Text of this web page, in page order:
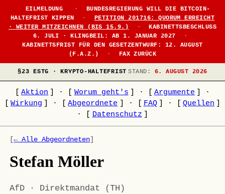
EILMELDUNG ·
BUNDESREGIERUNG WILL DIE BITCOIN-
HALTEFRIST KIPPEN
·
PETITION 201716: QUORUM ERREICHT
· WEITER MITZEICHNEN (BIS 15.9.)
·
KABINETTSBESCHLUSS
6. JULI · KLINGBEIL: AB 1. JANUAR 2027
·
KABINETTSFRIST FÜR DEN GESETZENTWURF: 12. AUGUST
(F.A.Z.)
· FAX ZURÜCK
§23 ESTG · KRYPTO-HALTEFRIST STAND: 6. AUGUST 2026
Aktion · Worum geht's · Argumente
·
Wirkung · Abgeordnete · FAQ · Quellen
·
Datenschutz
[← Alle Abgeordneten]
Stefan Möller
AfD · Direktmandat (TH)